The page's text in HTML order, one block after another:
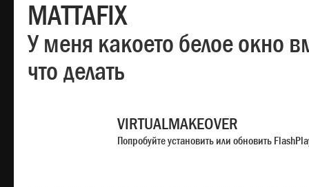
MATTAFIX
У меня какоето белое окно
что делать
VIRTUALMAKEOVER
Попробуйте установить или обновить